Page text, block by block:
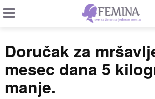
Doručak za
mesec dana 5
manje.